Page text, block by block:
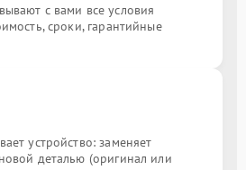
с вами все условия
сроки, гарантийные
устройство: заменяет
деталью (оригинал или